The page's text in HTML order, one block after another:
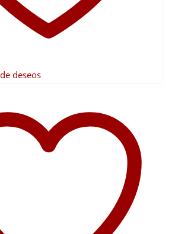
la
página
deseos